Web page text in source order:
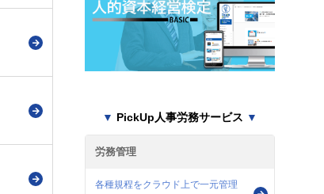
▼ PickUp人事労務サービス ▼
労務管理
各種規程をクラウド上で一元管理